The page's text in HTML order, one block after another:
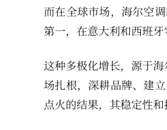
而在全球市场，海尔空
第一，在意大利和西班牙
这种多极化增长，源于
场扎根，深耕品牌、建
点火的结果，其稳定性和